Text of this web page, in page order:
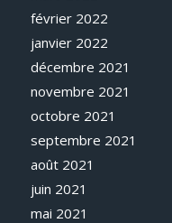
février 2022
janvier 2022
décembre 2021
novembre 2021
octobre 2021
septembre 2021
août 2021
juin 2021
mai 2021